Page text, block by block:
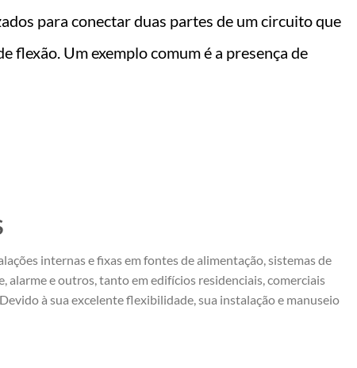
para conectar duas partes de um circuito que
flexão. Um exemplo comum é a presença de
internas e fixas em fontes de alimentação, sistemas de
alarme e outros, tanto em edifícios residenciais, comerciais
à sua excelente flexibilidade, sua instalação e manuseio